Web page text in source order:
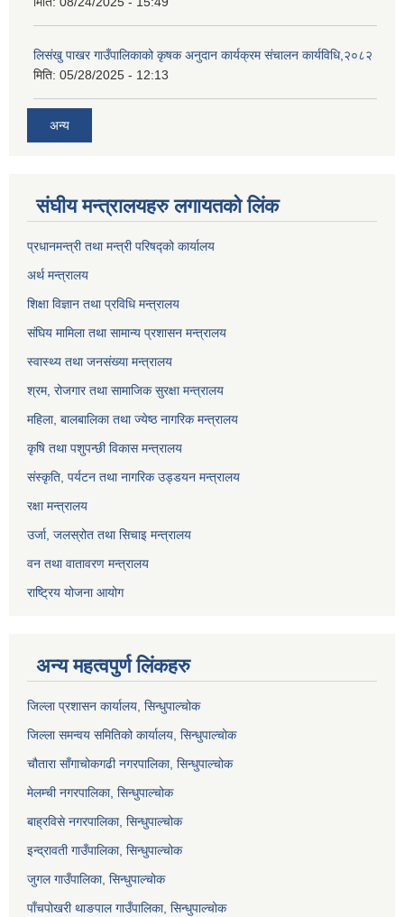
लिसंखु पाखर गाउँपालिकाको कृषक अनुदान कार्यक्रम संचालन कार्यविधि,२०८२
मिति: 05/28/2025 - 12:13
अन्य
संघीय मन्त्रालयहरु लगायतको लिंक
प्रधानमन्त्री तथा मन्त्री परिषद्को कार्यालय
अर्थ मन्त्रालय
शिक्षा विज्ञान तथा प्रविधि मन्त्रालय
संघिय मामिला तथा सामान्य प्रशासन मन्त्रालय
स्वास्थ्य तथा जनसंख्या मन्त्रालय
श्रम, रोजगार तथा सामाजिक सुरक्षा मन्त्रालय
महिला, बालबालिका तथा ज्येष्ठ नागरिक मन्त्रालय
कृषि तथा पशुपन्छी विकास मन्त्रालय
संस्कृति, पर्यटन तथा नागरिक उड्डयन मन्त्रालय
रक्षा मन्त्रालय
उर्जा, जलस्रोत तथा सिचाइ मन्त्रालय
वन तथा वातावरण मन्त्रालय
राष्ट्रिय योजना आयोग
अन्य महत्वपुर्ण लिंकहरु
जिल्ला प्रशासन कार्यालय, सिन्धुपाल्चोक
जिल्ला समन्वय समितिको कार्यालय, सिन्धुपाल्चोक
चौतारा साँगाचोकगढी नगरपालिका, सिन्धुपाल्चोक
मेलम्ची नगरपालिका, सिन्धुपाल्चोक
बाह्रविसे नगरपालिका, सिन्धुपाल्चोक
इन्द्रावती गाउँपालिका, सिन्धुपाल्चोक
जुगल गाउँपालिका, सिन्धुपाल्चोक
पाँचपोखरी थाङपाल गाउँपालिका, सिन्धुपाल्चोक